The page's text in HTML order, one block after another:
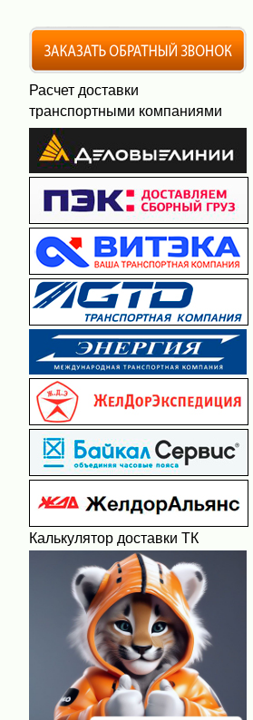
Расчет доставки
транспортными компаниями
Калькулятор доставки ТК